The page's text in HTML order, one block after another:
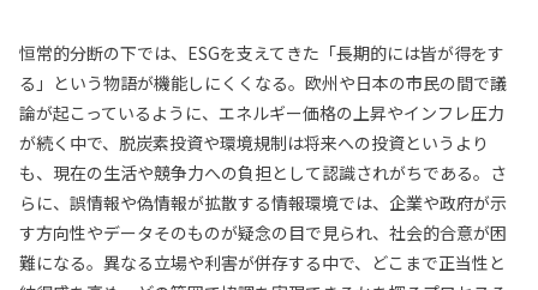
恒常的分断の下では、ESGを支えてきた「長期的には皆が得をす
る」という物語が機能しにくくなる。欧州や日本の市民の間で議
論が起こっているように、エネルギー価格の上昇やインフレ圧力
が続く中で、脱炭素投資や環境規制は将来への投資というより
も、現在の生活や競争力への負担として認識されがちである。さ
らに、誤情報や偽情報が拡散する情報環境では、企業や政府が示
す方向性やデータそのものが疑念の目で見られ、社会的合意が困
難になる。異なる立場や利害が併存する中で、どこまで正当性と